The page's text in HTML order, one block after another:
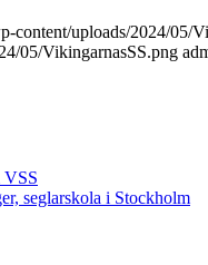
content/uploads/2024/05/
05/VikingarnasSS.png
VSS
seglarskola i Stockholm